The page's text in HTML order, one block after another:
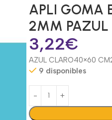
APLI GOMA
2MM PAZUL
3,22€
AZUL CLARO40×60 CM
9 disponibles